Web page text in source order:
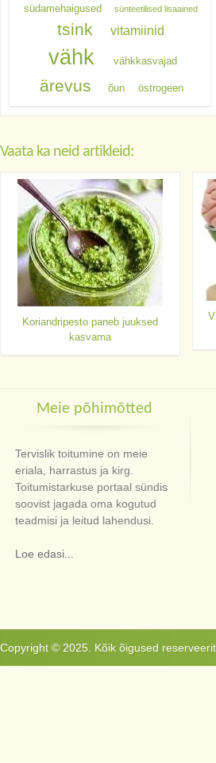
südamehaigused sünteetilised lisaained
tsink vitamiinid
vähk vähkkasvajad
ärevus õun östrogeen
Vaata ka neid artikleid:
Koriandripesto paneb juuksed
kasvama
Meie põhimõtted
Tervislik toitumine on meie
eriala, harrastus ja kirg.
Toitumistarkuse portaal sündis
soovist jagada oma kogutud
teadmisi ja leitud lahendusi.
Loe edasi...
Copyright © 2025. Kõik õigused